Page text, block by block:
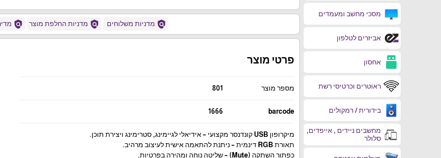
מסכי מחשב ומעמדים
אביזרים לטלפון
אחסון
ראוטרים וכרטיסי רשת
בידורית / רמקולים
מחשבים ניידים , אייפדים,
סלולר
policy מדניות משלוחים policy מדניות החלפת מוצר policy
פרטי מוצר
מספר מוצר 801
barcode
1666
מיקרופון USB קונדנסר מקצועי – אידיאלי לגיימינג, סטרימינג ויצירת תוכן.
תאורת RGB דינמית – ניתנת להתאמה אישית לעיצוב מרהיב.
כפתור השתקה (Mute) – שליטה נוחה ומהירה בפרטיות.